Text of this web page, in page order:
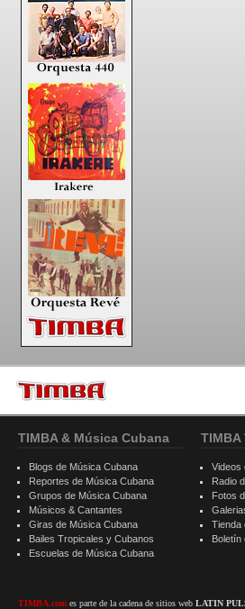
TIMBA & Música Cubana
Blogs de Música Cubana
Reportes de Música Cubana
Grupos de Música Cubana
Músicos & Cantantes
Giras de Música Cubana
Bailes Tropicales y Cubanos
Escuelas de Música Cubana
TIMBA.com es parte de la cadena de sitios web LATIN
Videos
Radio
Fotos
Tienda
Boletín